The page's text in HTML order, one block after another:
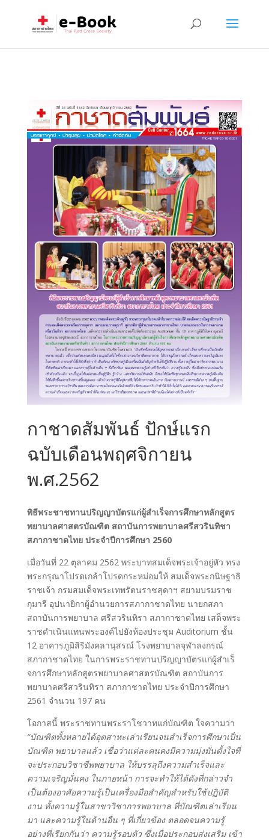
กาชาดสัมพันธ์ ปักษ์แรก
ฉบับเดือนพฤศจิกายน
พ.ศ.2562
พิธีพระชาชทานปริญญาบัตรแก่ผู้สําเร็จการศึกษาหลักสูตร
พยาบาลศาสตรบัณฑิต สถาบันการพยาบาลศรีสวรินทิชา
สภากาชาดไทย ประจําปีการศึกษา 2560
เมื่อวันที่ 22 ตุลาคม 2562 พระบาทสมเด็จพระเจ้าอยู่หัว ทรง
พระกรุณาโปรดเกล้าโปรดกระหม่อมให้ สมเด็จพระกนิษฐาธิ
ราชเจ้า กรมสมเด็จพระเทพรัตนราชสุดาฯ สยามบรมราช
กุมารี อุปนายิกาผู้อํานวยการสภากาชาดไทย นายกสภา
สถาบันการพยาบาล ศรีสวรินทิรา สภากาชาดไทย เสด็จพระ
ราชดําเนินแทนพระองค์ไปยังห้องประชุม Auditorium ชั้น
12 อาคารภูมิสิริมังคลานุสรณ์ โรงพยาบาลจุฬาลงกรณ์
สภากาชาดไทย ในการพระราชทานปริญญาบัตรแก่ผู้สําเร็
จการศึกษาหลักสูตรพยาบาลศาสตรบัณฑิต สถาบันการ
พยาบาลศรีสวรินทิรา สภากาชาดไทย ประจําปีการศึกษา
2561 จํานวน 197 คน
โอกาสนี้ พระราชทานพระราโชวาทแก่บัณฑิต ใจความว่า
“บัณฑิตทั้งหลายได้อุตสาหะเล่าเรียนจนสําเร็จการศึกษาเป็น
บัณฑิต พยาบาลแล้ว เชื่อว่าแต่ละคนคงมีความมุ่งมั่นตั้งใจที่
จะประกอบวิชาชีพพยาบาล ให้บรรลุถึงความสําเร็จและ
ความเจริญมั่นคง ในภายหน้า การจะทําให้ได้ดังที่กล่าวจํา
เป็นต้องอาศัยความรู้เป็นเครื่องมือสําคัญสําหรับใช้ปฏิบัติ
งาน ทั้งความรู้ในสาขาวิชาการพยาบาล ที่บัณฑิตเล่าเรียน
มา และความรู้ในด้านอื่น ๆ ที่เกี่ยวข้อง ตลอดจนความรู้
อย่างที่เรียกกันว่า ความรู้รอบตัว ซึ่งเมื่อประกอบส่งเสริม เข้า